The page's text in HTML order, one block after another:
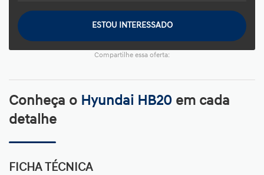
ESTOU INTERESSADO
Compartilhe essa oferta:
Conheça o Hyundai HB20 em cada
detalhe
FICHA TÉCNICA